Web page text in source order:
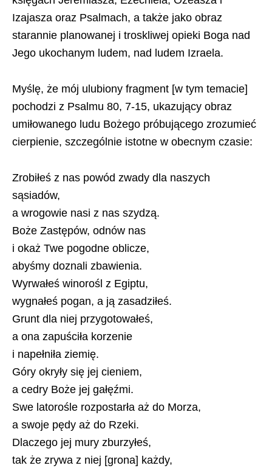
Izajasza oraz Psalmach, a także jako obraz
starannie planowanej i troskliwej opieki Boga nad
Jego ukochanym ludem, nad ludem Izraela.
Myślę, że mój ulubiony fragment [w tym temacie]
pochodzi z Psalmu 80, 7-15, ukazujący obraz
umiłowanego ludu Bożego próbującego zrozumieć
cierpienie, szczególnie istotne w obecnym czasie:
Zrobiłeś z nas powód zwady dla naszych
sąsiadów,
a wrogowie nasi z nas szydzą.
Boże Zastępów, odnów nas
i okaż Twe pogodne oblicze,
abyśmy doznali zbawienia.
Wyrwałeś winorośl z Egiptu,
wygnałeś pogan, a ją zasadziłeś.
Grunt dla niej przygotowałeś,
a ona zapuściła korzenie
i napełniła ziemię.
Góry okryły się jej cieniem,
a cedry Boże jej gałęźmi.
Swe latorośle rozpostarła aż do Morza,
a swoje pędy aż do Rzeki.
Dlaczego jej mury zburzyłeś,
tak że zrywa z niej [grona] każdy,